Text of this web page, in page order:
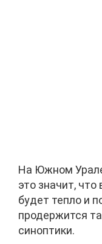
На Южном
это значит,
будет тепло и
продержится
синоптики.